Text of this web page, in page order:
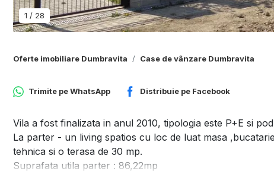
1 / 28
Oferte imobiliare Dumbravita Case de vânzare Dumbravita
Trimite peWhatsApp Distribuie pe Facebook
Vila a fost finalizata in anul 2010, tipologia este P+E si
La parter - un living spatios cu loc de luat masa
tehnica si o terasa de 30 mp.
Suprafata utila parter : 86,22mp